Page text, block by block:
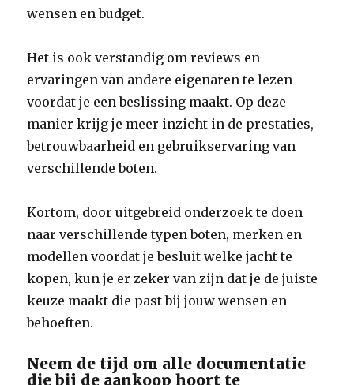
wensen en budget.
Het is ook verstandig om reviews en
ervaringen van andere eigenaren te lezen
voordat je een beslissing maakt. Op deze
manier krijg je meer inzicht in de prestaties,
betrouwbaarheid en gebruikservaring van
verschillende boten.
Kortom, door uitgebreid onderzoek te doen
naar verschillende typen boten, merken en
modellen voordat je besluit welke jacht te
kopen, kun je er zeker van zijn dat je de juiste
keuze maakt die past bij jouw wensen en
behoeften.
Neem de tijd om alle documentatie
die bij de aankoop hoort te